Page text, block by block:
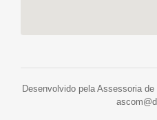
Desenvolvido pela Assessoria